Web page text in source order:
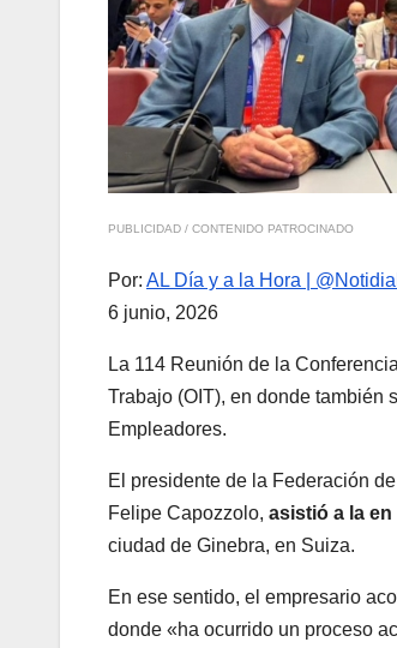
PUBLICIDAD / CONTENIDO PATROCINADO
Por: AL Día y a la Hora |
6 junio, 2026
La 114 Reunión de la
Trabajo (OIT), en donde también
Empleadores.
El presidente de la Federación
Felipe Capozzolo, asistió a la
ciudad de Ginebra, en Suiza.
En ese sentido, el empresario
donde «ha ocurrido un proceso